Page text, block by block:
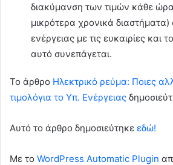
διακύμανση των τιμών κάθε
μικρότερα χρονικά διαστήματα)
ενέργειας με τις ευκαιρίες και
αυτό συνεπάγεται.
To άρθρο Ηλεκτρικό ρεύμα: Ποιες
τιμολόγια το Υπ. Ενέργειας
Αυτό το άρθρο δημοσιεύτηκε εδώ!
Με το WordPress Automatic Plugin